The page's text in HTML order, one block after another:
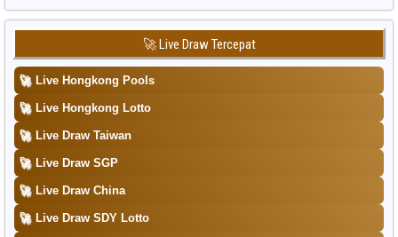
Data Togel Sydney
Data Togel Sydney Lottery
Data Togel Sydney Lottery 6d
Data Togel Sydney Lotto
Data Togel Sydney Pools 6d
Data Togel Taipei
Data Togel Taiwan
🚀 Live Draw Tercepat
🚀 Live Hongkong Pools
🚀 Live Hongkong Lotto
🚀 Live Draw Taiwan
🚀 Live Draw SGP
🚀 Live Draw China
🚀 Live Draw SDY Lotto